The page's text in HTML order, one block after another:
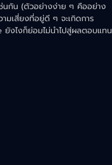
ช่นกัน (ตัวอย่างง่าย ๆ คืออย่าง
มเสี่ยงที่อยู่ดี ๆ จะเกิดการ
งไงก็ย่อมไม่นำไปสู่ผลตอบแทน